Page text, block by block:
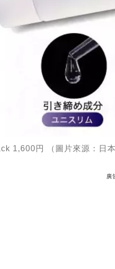
1,600円 （圖片來源：日本
廣